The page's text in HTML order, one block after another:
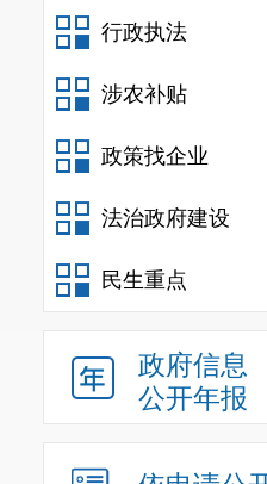
行政执法
涉农补贴
政策找企业
法治政府建设
民生重点
政府信息
公开年报